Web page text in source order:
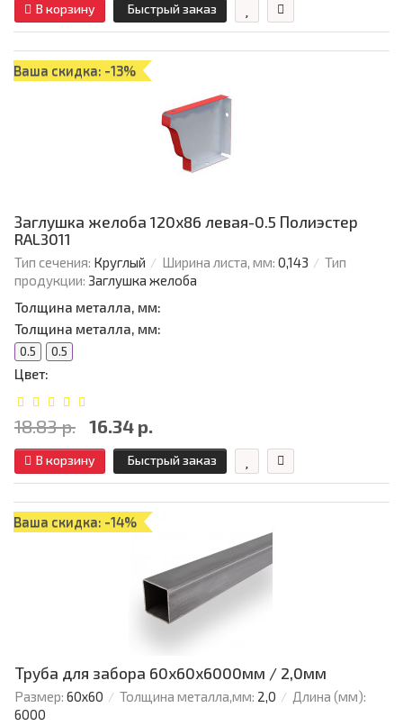
В корзину Быстрый заказ
Ваша скидка: -13%
Заглушка желоба 120х86 левая-0.5 Полиэстер
RAL3011
Тип сечения: Круглый Ширина листа, мм: 0,143
Тип
продукции: Заглушка желоба
Толщина металла, мм:
Толщина металла, мм:
0.5 0.5
Цвет:
18.83 р. 16.34 р.
В корзину Быстрый заказ
Ваша скидка: -14%
Труба для забора 60х60x6000мм / 2,0мм
Размер: 60х60 Толщина металла,мм: 2,0
Длина (мм):
6000